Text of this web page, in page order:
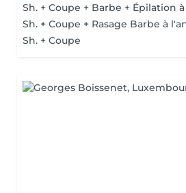
Sh. + Coupe + Barbe + Épilation
Sh. + Coupe + Rasage Barbe à
Sh. + Coupe